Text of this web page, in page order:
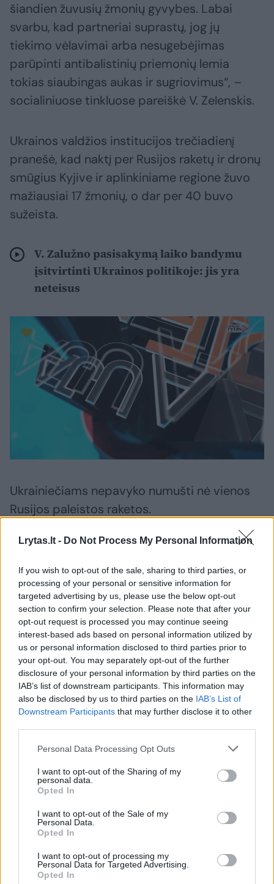
Lrytas.lt - Do Not Process My Personal Information
If you wish to opt-out of the sale, sharing to third parties, or
processing of your personal or sensitive information for
targeted advertising by us, please use the below opt-out
section to confirm your selection. Please note that after your
opt-out request is processed you may continue seeing
interest-based ads based on personal information utilized by
us or personal information disclosed to third parties prior to
your opt-out. You may separately opt-out of the further
disclosure of your personal information by third parties on the
IAB’s list of downstream participants. This information may
also be disclosed by us to third parties on the IAB’s List of
Downstream Participants that may further disclose it to other
Personal Data Processing Opt Outs
I want to opt-out of the Sharing of my
personal data.
Opted In
I want to opt-out of the Sale of my
Personal Data.
Opted In
I want to opt-out of processing my
Personal Data for Targeted Advertising.
Opted In
šiandien žuvusių žmonių gyvybes. Labai
svarbu, kad partneriai suprastų, jog jų
tiekimo vėlavimai arba nesugebėjimas
parūpinti antibalistinių priemonių lemia
tokias siaubingas aukas ir sugriovimus“, –
socialiniuose tinkluose pareiškė V. Zelenskis.
Ukrainos valdžios institucijos trečiadienį
pranešė, kad naktį per Rusijos raketų ir dronų
smūgius Kyjive ir aplinkiniame regione žuvo
mažiausiai 17 žmonių, o dar per 40 buvo
sužeista.
V. Zalužno pasisakymą laiko bandymu
įsitvirtinti Ukrainos politikoje: jis yra
neteisus
Ukrainiečiams nepavyko numušti nė vienos
Rusijos paleistos raketos.
Kadangi Maskva intensyvina išpuolius,
Kyjivas prašo daugiau JAV gamybos „Patriot“
perėmėjų.
Rusija pastaraisiais mėnesiais gerokai
sustiprino atakas prieš Ukrainos sostinę,
paprastai paleisdama sunkiai perimamų
balistinių raketų salves, kurios sudrebina
pastatus, o mieste ima aidėti dundesys.
Susiję straipsniai